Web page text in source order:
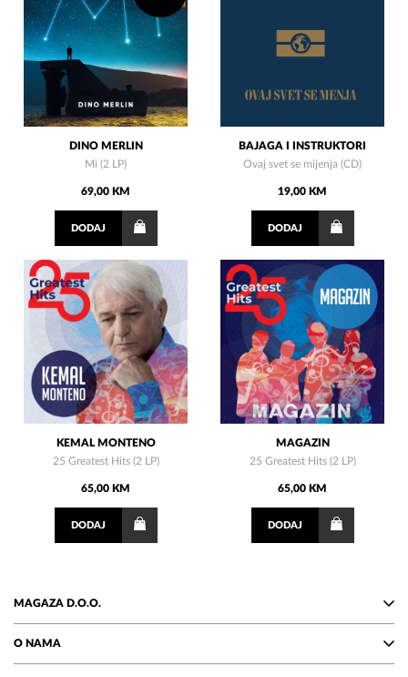
DINO MERLIN
Mi (2 LP)
69,00 KM
DODAJ
BAJAGA I INSTRUKTORI
Ovaj svet se mijenja (CD)
19,00 KM
DODAJ
KEMAL MONTENO
25 Greatest Hits (2 LP)
65,00 KM
DODAJ
MAGAZIN
25 Greatest Hits (2 LP)
65,00 KM
DODAJ
MAGAZA D.O.O.
O NAMA